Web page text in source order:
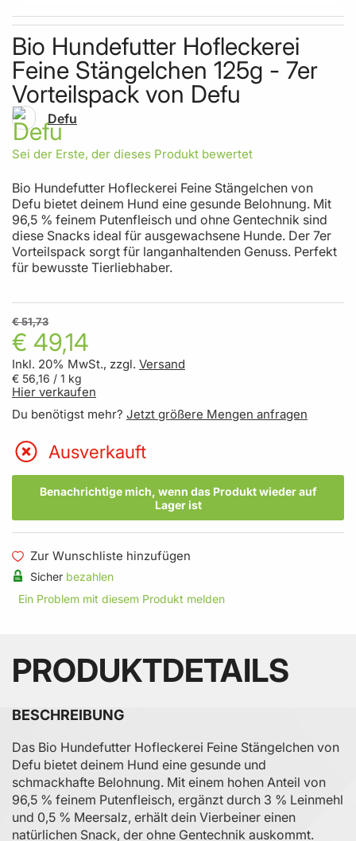
Skip to the beginning of the images gallery
Bio Hundefutter Hofleckerei
Feine Stängelchen 125g - 7er
Vorteilspack von Defu
Defu
Sei der Erste, der dieses Produkt bewertet
Bio Hundefutter Hofleckerei Feine Stängelchen von
Defu bietet deinem Hund eine gesunde Belohnung. Mit
96,5 % feinem Putenfleisch und ohne Gentechnik sind
diese Snacks ideal für ausgewachsene Hunde. Der 7er
Vorteilspack sorgt für langanhaltenden Genuss. Perfekt
für bewusste Tierliebhaber.
€ 49,14
€ 51,73
Inkl. 20% MwSt., zzgl. Versand
€ 56,16 / 1 kg
Hier verkaufen
Du benötigst mehr? Jetzt größere Mengen anfragen
Ausverkauft
Benachrichtige mich, wenn das Produkt wieder auf
Lager ist
Zur Wunschliste hinzufügen
Sicher bezahlen
Ein Problem mit diesem Produkt melden
PRODUKTDETAILS
BESCHREIBUNG
Das Bio Hundefutter Hofleckerei Feine Stängelchen von
Defu bietet deinem Hund eine gesunde und
schmackhafte Belohnung. Mit einem hohen Anteil von
96,5 % feinem Putenfleisch, ergänzt durch 3 % Leinmehl
und 0,5 % Meersalz, erhält dein Vierbeiner einen
natürlichen Snack, der ohne Gentechnik auskommt.